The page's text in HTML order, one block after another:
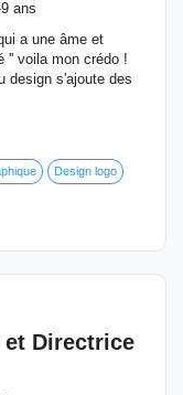
ans
a une âme et
'' voila mon crédo !
design s'ajoute des
Design logo
et Directrice